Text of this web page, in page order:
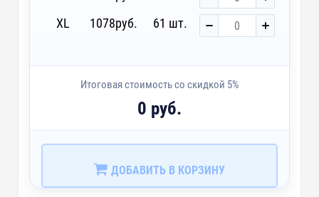
XL
1078руб. 61 шт.
Итоговая стоимость со скидкой 5%
0 руб.
ДОБАВИТЬ В КОРЗИНУ